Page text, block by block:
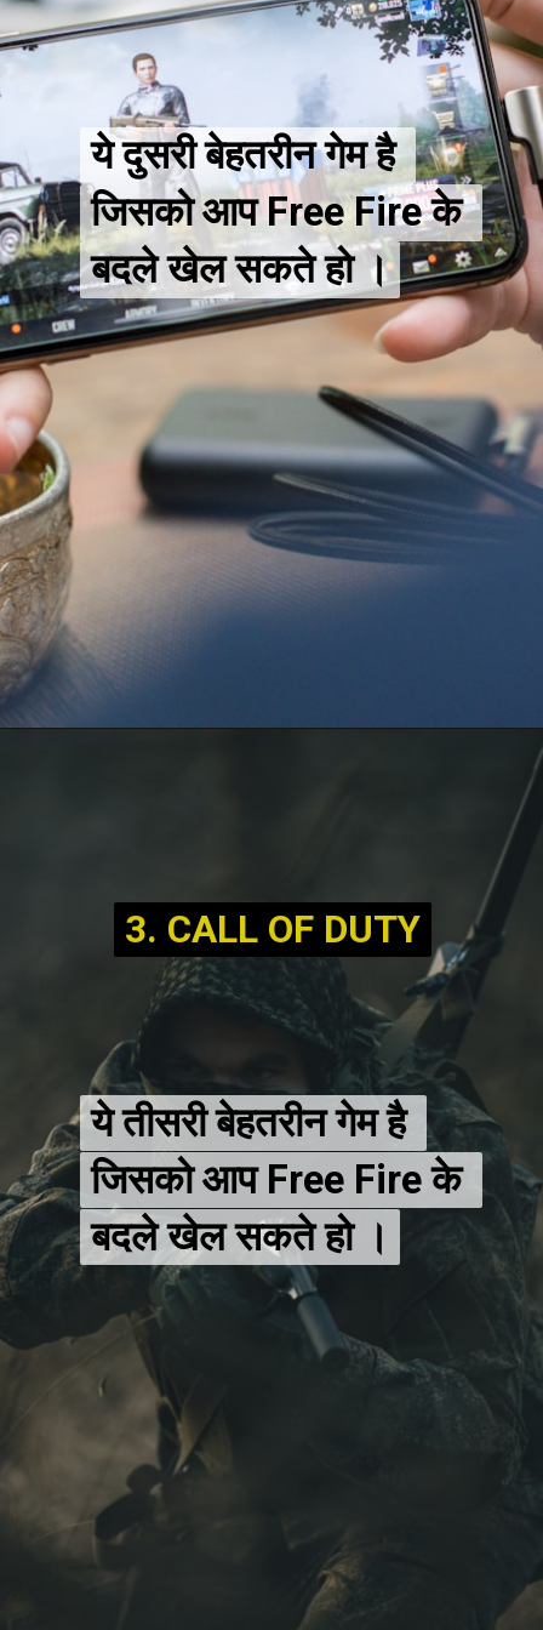
ये दुसरी बेहतरीन गेम है
जिसको आप Free Fire के
बदले खेल सकते हो ।
ये दुसरी बेहतरीन गेम है
जिसको आप Free Fire के
बदले खेल सकते हो ।
ये तीसरी बेहतरीन गेम है
जिसको आप Free Fire के
बदले खेल सकते हो ।
ये तीसरी बेहतरीन गेम है
जिसको आप Free Fire के
बदले खेल सकते हो ।
3. CALL OF DUTY
3. CALL OF DUTY